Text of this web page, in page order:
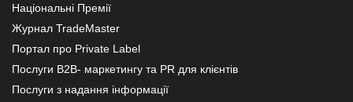
Національні Премії
Журнал TradeMaster
Портал про Private Label
Послуги В2В- маркетингу та PR для клієнтів
Послуги з надання інформації